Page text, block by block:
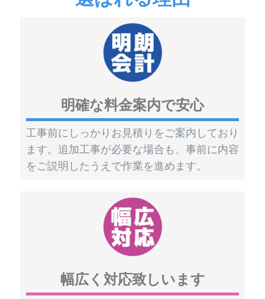
明確な料金案内で安心
工事前にしっかりお見積りをご案内しており
ます。追加工事が必要な場合も、事前に内容
をご説明したうえで作業を進めます。
幅広く対応致しいます